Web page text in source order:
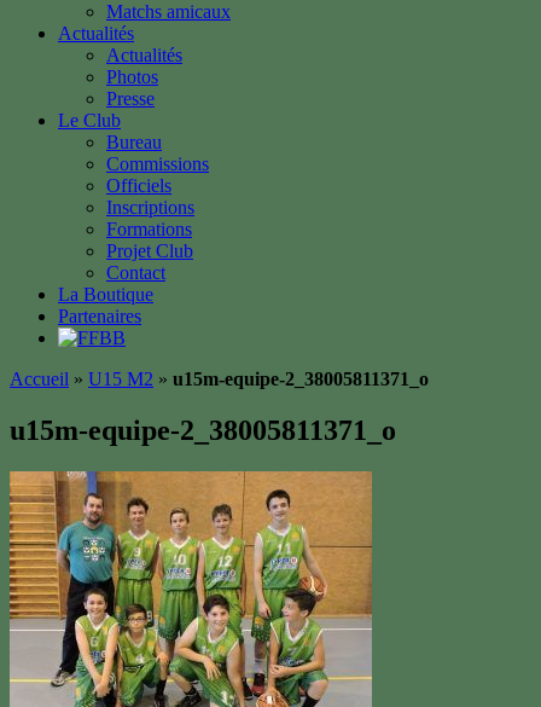
Matchs amicaux
Actualités
Actualités
Photos
Presse
Le Club
Bureau
Commissions
Officiels
Inscriptions
Formations
Projet Club
Contact
La Boutique
Partenaires
Accueil » U15 M2 » u15m-equipe-2_38005811371_o
u15m-equipe-2_38005811371_o